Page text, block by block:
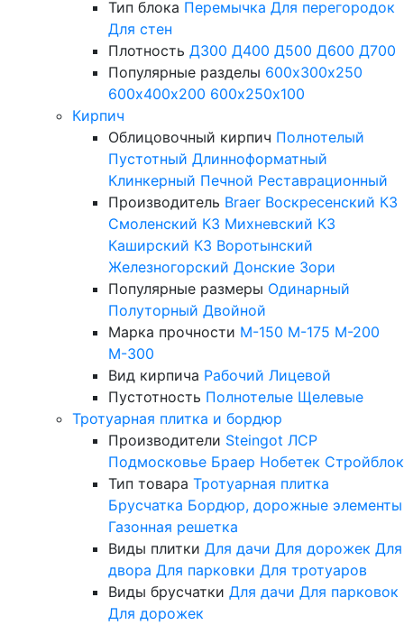
Тип блока Перемычка Для перегородок
Для стен
Плотность Д300 Д400 Д500 Д600 Д700
Популярные разделы 600х300х250
600х400х200 600х250х100
Кирпич
Облицовочный кирпич Полнотелый
Пустотный Длинноформатный
Клинкерный Печной Реставрационный
Производитель Braer Воскресенский КЗ
Смоленский КЗ Михневский КЗ
Каширский КЗ Воротынский
Железногорский Донские Зори
Популярные размеры Одинарный
Полуторный Двойной
Марка прочности М-150 М-175 М-200
М-300
Вид кирпича Рабочий Лицевой
Пустотность Полнотелые Щелевые
Тротуарная плитка и бордюр
Производители Steingot ЛСР
Подмосковье Браер Нобетек Стройблок
Тип товара Тротуарная плитка
Брусчатка Бордюр, дорожные элементы
Газонная решетка
Виды плитки Для дачи Для дорожек Для
двора Для парковки Для тротуаров
Виды брусчатки Для дачи Для парковок
Для дорожек